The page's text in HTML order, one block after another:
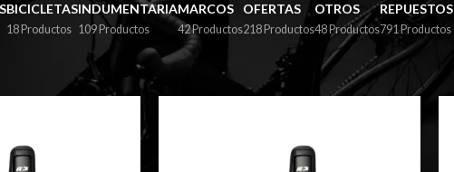
BICICLETAS
18 Productos
INDUMENTARIA
109 Productos
MARCOS
42 Productos
OFERTAS
218 Productos
OTROS
48 Productos
REPUESTOS
791 Productos
“2x8” Mostrar 9 12 18